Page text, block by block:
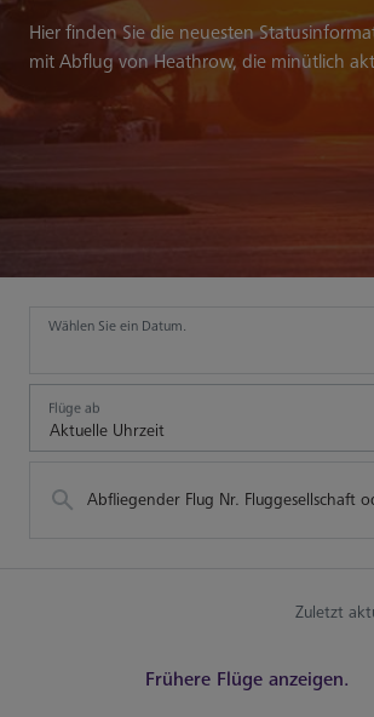
Hier finden Sie die neuesten
mit Abflug von Heathrow, die minütlich
Wählen Sie ein Datum.
Flüge ab
Abfliegender Flug Nr. Fluggesellschaft
Zuletzt
Frühere Flüge anzeigen.